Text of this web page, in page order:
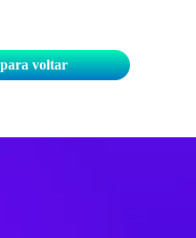
voltar